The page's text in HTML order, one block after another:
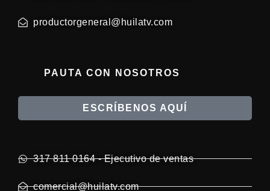
productorgeneral@huilatv.com
PAUTA CON NOSOTROS
ESCRÍBENOS AQUÍ
317 811 0164 - Ejecutivo de ventas
comercial@huilatv.com